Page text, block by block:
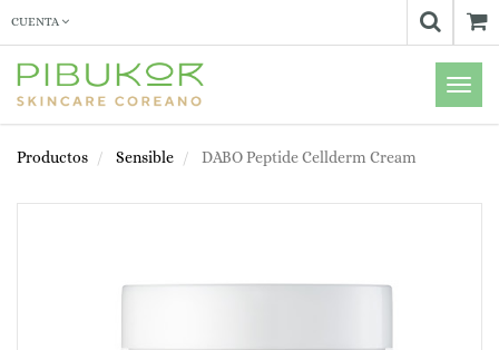
CUENTA
Menú
de
Productos
Sensible DABO Peptide Cellderm Cream